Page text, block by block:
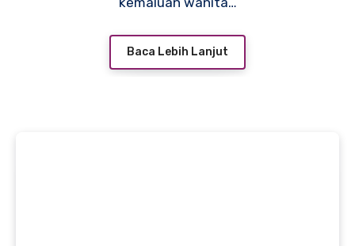
Baca Lebih Lanjut